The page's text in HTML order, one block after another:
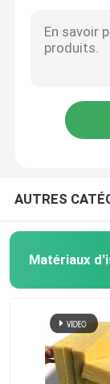
Tuyau en
Bande de
Isolation
AUTRES
Matériaux